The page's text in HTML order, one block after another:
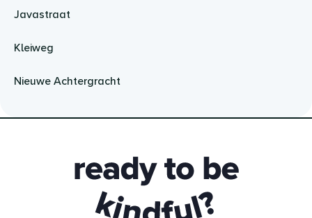
Javastraat
Kleiweg
Nieuwe Achtergracht